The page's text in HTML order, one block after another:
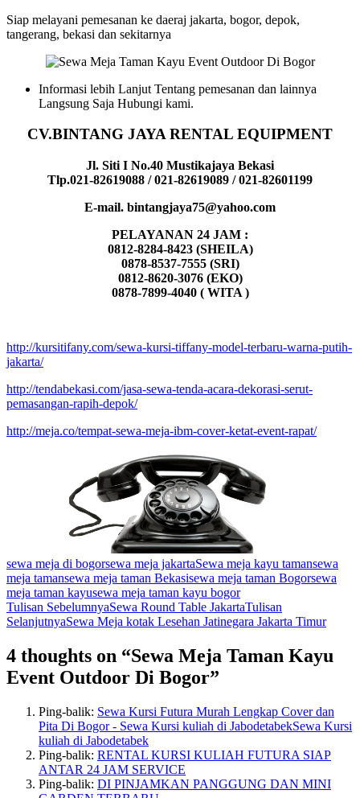
Siap melayani pemesanan ke daeraj jakarta, bogor, depok,
tangerang, bekasi dan sekitarnya
Informasi lebih Lanjut Tentang pemesanan dan lainnya
Langsung Saja Hubungi kami.
CV.BINTANG JAYA RENTAL EQUIPMENT
Jl. Siti I No.40 Mustikajaya Bekasi
Tlp.021-82619088 / 021-82619089 / 021-82601199
E-mail. bintangjaya75@yahoo.com
PELAYANAN 24 JAM :
0812-8284-8423 (SHEILA)
0878-8537-7555 (SRI)
0812-8620-3076 (EKO)
0878-7899-4040 ( WITA )
http://kursitifany.com/sewa-kursi-tiffany-model-terbaru-warna-putih-
jakarta/
http://tendabekasi.com/jasa-sewa-tenda-acara-dekorasi-serut-
pemasangan-rapih-depok/
http://meja.co/tempat-sewa-meja-ibm-cover-ketat-event-rapat/
sewa meja di bogorsewa meja jakartaSewa meja kayu tamansewa
meja tamansewa meja taman Bekasisewa meja taman Bogorsewa
meja taman kayusewa meja taman kayu bogor
Navigasi
Tulisan
Tulisan SebelumnyaSewa Round Table JakartaTulisan
SelanjutnyaSewa Meja kotak Lesehan Jatinegara Jakarta Timur
4 thoughts on “Sewa Meja Taman Kayu
Event Outdoor Di Bogor”
Ping-balik: Sewa Kursi Futura Murah Lengkap Cover dan
Pita Di Bogor - Sewa Kursi kuliah di JabodetabekSewa Kursi
kuliah di Jabodetabek
Ping-balik: RENTAL KURSI KULIAH FUTURA SIAP
ANTAR 24 JAM SERVICE
Ping-balik: DI PINJAMKAN PANGGUNG DAN MINI